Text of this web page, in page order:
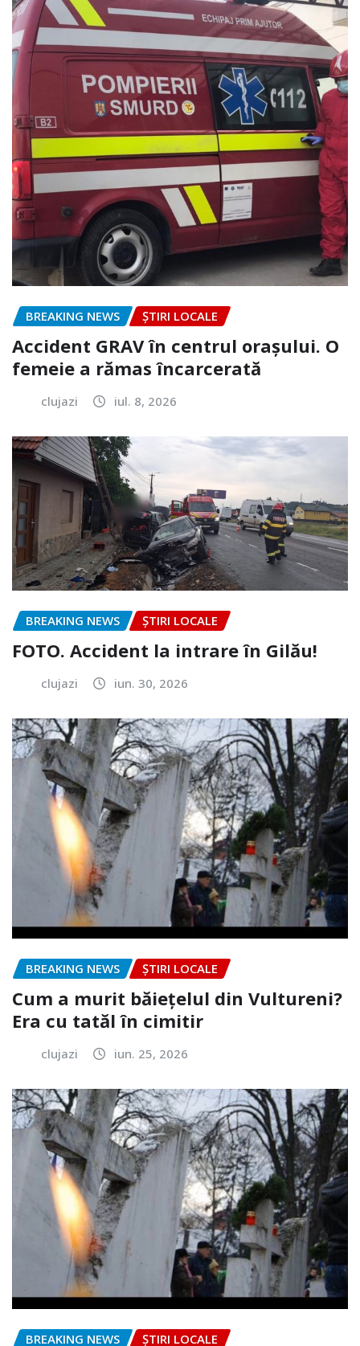
BREAKING NEWS ȘTIRI LOCALE
Accident GRAV în centrul orașului. O
femeie a rămas încarcerată
clujazi iul. 8, 2026
BREAKING NEWS ȘTIRI LOCALE
FOTO. Accident la intrare în Gilău!
clujazi iun. 30, 2026
BREAKING NEWS ȘTIRI LOCALE
Cum a murit băiețelul din Vultureni?
Era cu tatăl în cimitir
clujazi iun. 25, 2026
BREAKING NEWS ȘTIRI LOCALE